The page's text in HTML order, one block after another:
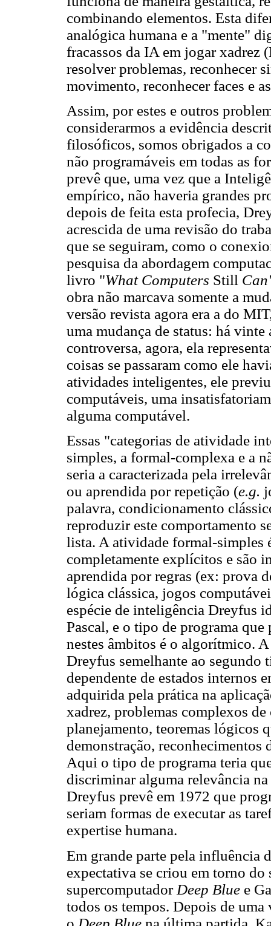
combinando elementos. Esta
analógica humana e a "mente"
fracassos da IA em jogar xadrez
resolver problemas, reconhecer
movimento, reconhecer faces e
Assim, por estes e outros
considerarmos a evidência
filosóficos, somos obrigados a
não programáveis em todas as
prevê que, uma vez que a
empírico, não haveria grandes
depois de feita esta profecia,
acrescida de uma revisão do
que se seguiram, como o
pesquisa da abordagem
livro "What Computers Still
obra não marcava somente a
versão revista agora era a do
uma mudança de status: há
controversa, agora, ela
coisas se passaram como ele
atividades inteligentes, ele
computáveis, uma
alguma computável.
Essas "categorias de atividade
simples, a formal-complexa e a
seria a caracterizada pela
ou aprendida por repetição (e.g.
palavra, condicionamento
reproduzir este comportamento
lista. A atividade formal-simples
completamente explícitos e são
aprendida por regras (ex: prova
lógica clássica, jogos
espécie de inteligência Dreyfus
Pascal, e o tipo de programa
nestes âmbitos é o algorítmico.
Dreyfus semelhante ao segundo
dependente de estados internos
adquirida pela prática na
xadrez, problemas complexos
planejamento, teoremas lógicos
demonstração, reconhecimentos
Aqui o tipo de programa teria
discriminar alguma relevância
Dreyfus prevê em 1972 que
seriam formas de executar as
expertise humana.
Em grande parte pela influência
expectativa se criou em torno
supercomputador Deep Blue e
todos os tempos. Depois de